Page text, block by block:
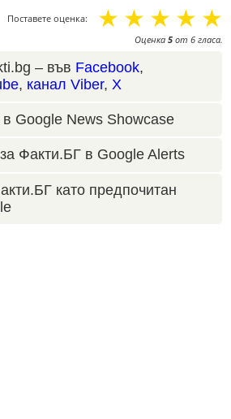
Поставете оценка: ☆
☆
☆
☆
☆
Оценка 5 от 6 гласа.
– във Facebook,
, канал Viber, X
в Google News Showcase
Факти.БГ в Google Alerts
като предпочитан